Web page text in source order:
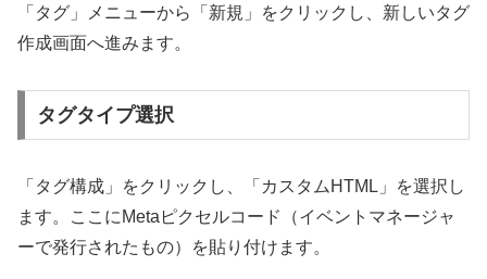
「タグ」メニューから「新規」をクリックし、新しいタグ
作成画面へ進みます。
タグタイプ選択
「タグ構成」をクリックし、「カスタムHTML」を選択し
ます。ここにMetaピクセルコード（イベントマネージャ
ーで発行されたもの）を貼り付けます。